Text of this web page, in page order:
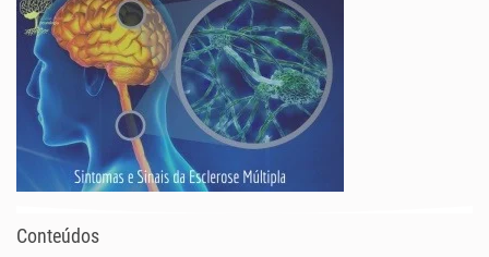
Conteúdos